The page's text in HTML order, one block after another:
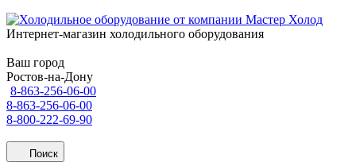
Интернет-магазин холодильного оборудования
Ваш город
Ростов-на-Дону
8-863-256-06-00
8-863-256-06-00
8-800-222-69-90
Поиск